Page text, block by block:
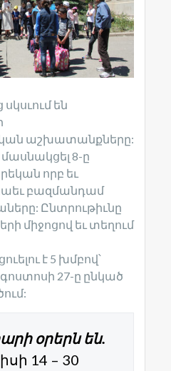
են
աշխատանքները:
8-ը
որբ եւ
բազմանդամ
Ընտրութիւնը
միջոցով եւ տեղում
է 5 խմբով՝
27-ը ընկած
օրերն են.
14 – 30